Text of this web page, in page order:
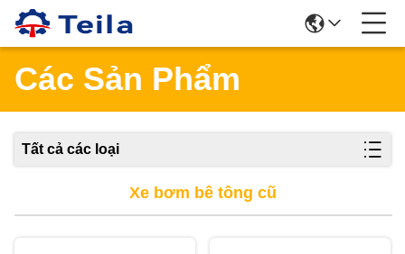
Các Sản Phẩm
Tất cả các loại
Xe bơm bê tông cũ